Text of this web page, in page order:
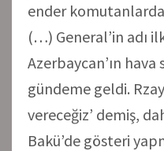
ender
(…) General’in adı
Azerbaycan’ın hava
gündeme geldi.
vereceğiz’ demiş,
Bakü’de gösteri